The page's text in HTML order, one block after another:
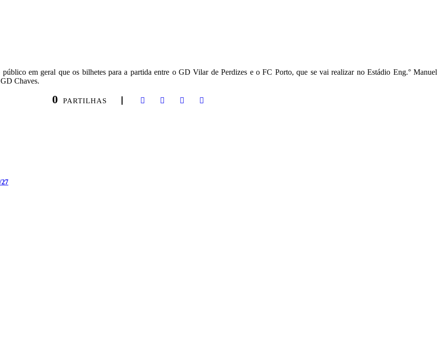
em geral que os bilhetes para a partida entre o GD Vilar de Perdizes e o FC Porto, que se vai realizar no Estádio Eng.° Manuel
Chaves.
0 PARTILHAS